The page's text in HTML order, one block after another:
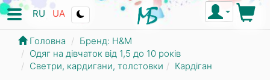
RU UA
Головна
Бренд: Н&М
Одяг на дівчаток від 1,5 до 10 років
Светри, кардигани, толстовки
Кардіган